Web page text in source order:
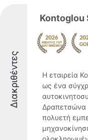
Διακριθέντες
Kontoglou
Η εταιρεία
ως ένα
Δραπετσώνα
πολυετή